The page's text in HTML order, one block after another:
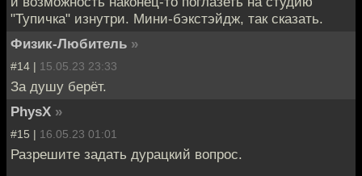
"Тупичка" изнутри. Мини-бэкстэйдж, так сказать.
Физик-Любитель »
#14 | 15.05.23 23:33
За душу берёт.
PhysX »
#15 | 16.05.23 01:01
Разрешите задать дурацкий вопрос.